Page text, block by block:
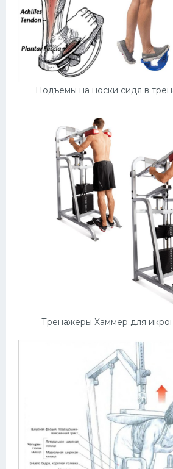
Подъёмы на носки сидя в
Тренажеры Хаммер для